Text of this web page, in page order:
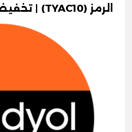
الرمز (TYAC10) | تخفيض 30% + شحن